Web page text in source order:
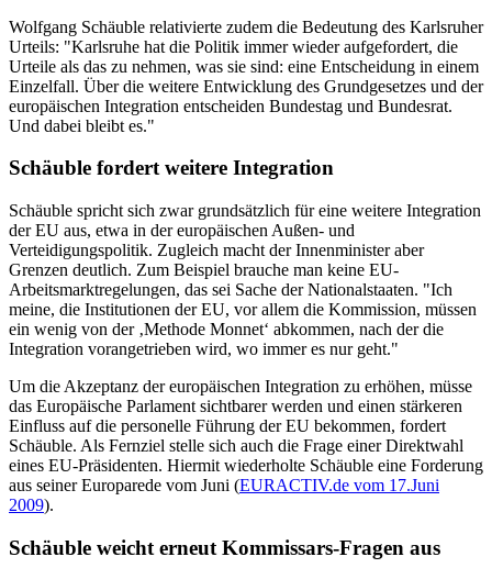
Wolfgang Schäuble relativierte zudem die Bedeutung des Karlsruher
Urteils: "Karlsruhe hat die Politik immer wieder aufgefordert, die
Urteile als das zu nehmen, was sie sind: eine Entscheidung in einem
Einzelfall. Über die weitere Entwicklung des Grundgesetzes und der
europäischen Integration entscheiden Bundestag und Bundesrat.
Und dabei bleibt es."
Schäuble fordert weitere Integration
Schäuble spricht sich zwar grundsätzlich für eine weitere Integration
der EU aus, etwa in der europäischen Außen- und
Verteidigungspolitik. Zugleich macht der Innenminister aber
Grenzen deutlich. Zum Beispiel brauche man keine EU-
Arbeitsmarktregelungen, das sei Sache der Nationalstaaten. "Ich
meine, die Institutionen der EU, vor allem die Kommission, müssen
ein wenig von der ‚Methode Monnet‘ abkommen, nach der die
Integration vorangetrieben wird, wo immer es nur geht."
Um die Akzeptanz der europäischen Integration zu erhöhen, müsse
das Europäische Parlament sichtbarer werden und einen stärkeren
Einfluss auf die personelle Führung der EU bekommen, fordert
Schäuble. Als Fernziel stelle sich auch die Frage einer Direktwahl
eines EU-Präsidenten. Hiermit wiederholte Schäuble eine Forderung
aus seiner Europarede vom Juni (EURACTIV.de vom 17.Juni
2009).
Schäuble weicht erneut Kommissars-Fragen aus